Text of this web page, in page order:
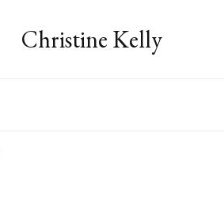
Christine Kelly